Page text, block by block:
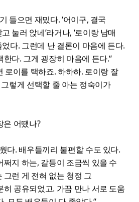
들으면 재밌다. ‘어이구, 결국
눌러 앉네’라거나, ‘로이랑 남매
었다. 그런데 난 결론이 마음에 든다.
다. 그게 굉장히 마음에 든다.“
로이를 택하죠. 하하하. 로이랑 잘
렇게 선택할 줄 아는 정숙이가
은 어땠나?
다. 배우들끼리 불편할 수도 있다.
쩌지 하는, 갈등이 조금씩 있을 수
그런 게 전혀 없는 청정 그
히 공유되었고. 가끔 만나 서로 도움